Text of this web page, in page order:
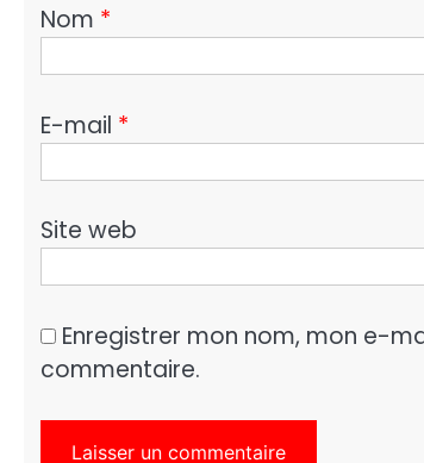
Nom *
E-mail *
Site web
Enregistrer mon nom, mon e-
commentaire.